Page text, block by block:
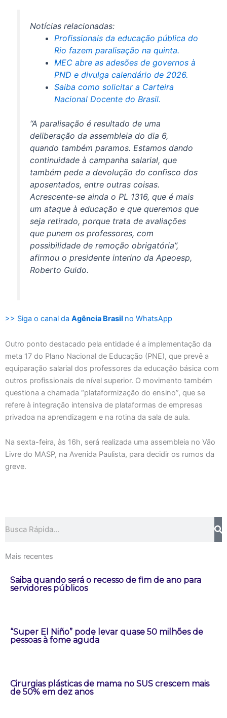
Notícias relacionadas:
Profissionais da educação pública do
Rio fazem paralisação na quinta.
MEC abre as adesões de governos à
PND e divulga calendário de 2026.
Saiba como solicitar a Carteira
Nacional Docente do Brasil.
“A paralisação é resultado de uma
deliberação da assembleia do dia 6,
quando também paramos. Estamos dando
continuidade à campanha salarial, que
também pede a devolução do confisco dos
aposentados, entre outras coisas.
Acrescente-se ainda o PL 1316, que é mais
um ataque à educação e que queremos que
seja retirado, porque trata de avaliações
que punem os professores, com
possibilidade de remoção obrigatória”,
afirmou o presidente interino da Apeoesp,
Roberto Guido.
>> Siga o canal da Agência Brasil no WhatsApp
Outro ponto destacado pela entidade é a implementação da
meta 17 do Plano Nacional de Educação (PNE), que prevê a
equiparação salarial dos professores da educação básica com
outros profissionais de nível superior. O movimento também
questiona a chamada “plataformização do ensino”, que se
refere à integração intensiva de plataformas de empresas
privadoa na aprendizagem e na rotina da sala de aula.
Na sexta-feira, às 16h, será realizada uma assembleia no Vão
Livre do MASP, na Avenida Paulista, para decidir os rumos da
greve.
Mais recentes
Saiba quando será o recesso de fim de ano para
servidores públicos
“Super El Niño” pode levar quase 50 milhões de
pessoas à fome aguda
Cirurgias plásticas de mama no SUS crescem mais
de 50% em dez anos